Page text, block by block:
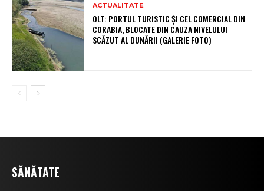
ACTUALITATE
OLT: PORTUL TURISTIC ȘI CEL COMERCIAL DIN
CORABIA, BLOCATE DIN CAUZA NIVELULUI
SCĂZUT AL DUNĂRII (GALERIE FOTO)
SĂNĂTATE